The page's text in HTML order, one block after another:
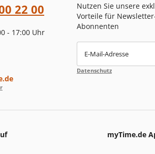
22 00
- 17:00 Uhr
Nutzen Sie unsere
Vorteile für
Abonnenten
E-Mail-Adresse
Datenschutz
myTime.de